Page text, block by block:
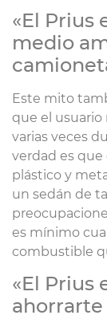
«El Prius
medio
Este mito
que el usuario
varias veces
verdad es que
plástico y
un sedán de
es mínimo
combustible
«El Prius
ahorrarte